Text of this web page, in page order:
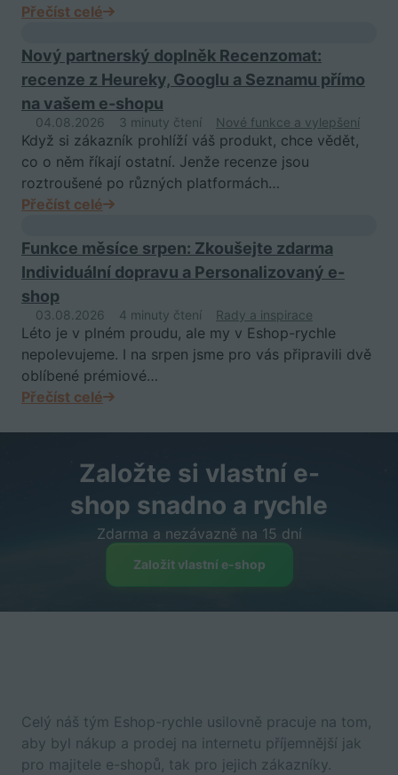
Přečíst celé
Nový partnerský doplněk Recenzomat:
recenze z Heureky, Googlu a Seznamu přímo
na vašem e-shopu
04.08.2026 3 minuty čtení Nové funkce a vylepšení
Když si zákazník prohlíží váš produkt, chce vědět,
co o něm říkají ostatní. Jenže recenze jsou
roztroušené po různých platformách…
Přečíst celé
Funkce měsíce srpen: Zkoušejte zdarma
Individuální dopravu a Personalizovaný e-
shop
03.08.2026 4 minuty čtení Rady a inspirace
Léto je v plném proudu, ale my v Eshop-rychle
nepolevujeme. I na srpen jsme pro vás připravili dvě
oblíbené prémiové…
Přečíst celé
Založte si vlastní e-
shop snadno a rychle
Zdarma a nezávazně na 15 dní
Založit vlastní e-shop
Celý náš tým Eshop-rychle usilovně pracuje na tom,
aby byl nákup a prodej na internetu příjemnější jak
pro majitele e-shopů, tak pro jejich zákazníky.